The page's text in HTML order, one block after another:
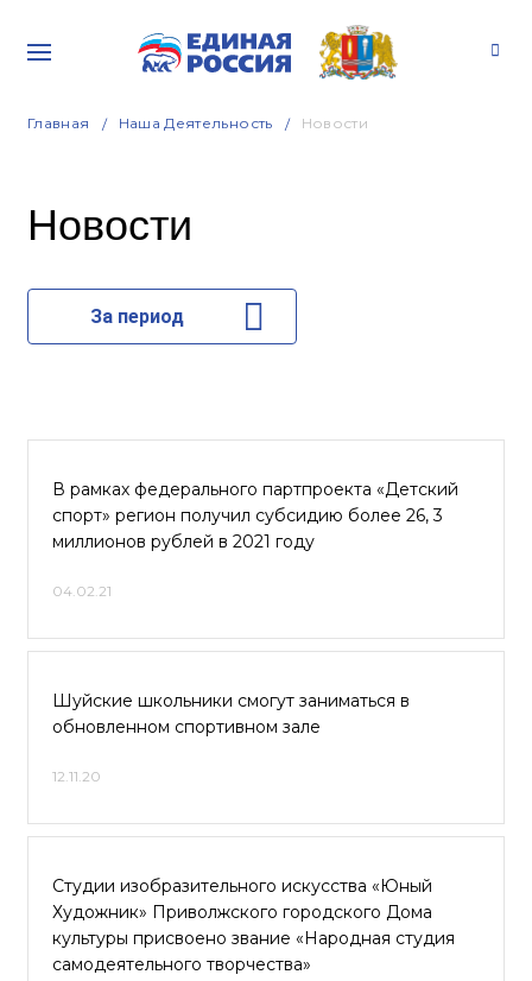
Главная Наша Деятельность Новости
Новости
За период
В рамках федерального партпроекта «Детский
спорт» регион получил субсидию более 26, 3
миллионов рублей в 2021 году
04.02.21
Шуйские школьники смогут заниматься в
обновленном спортивном зале
12.11.20
Студии изобразительного искусства «Юный
Художник» Приволжского городского Дома
культуры присвоено звание «Народная студия
самодеятельного творчества»